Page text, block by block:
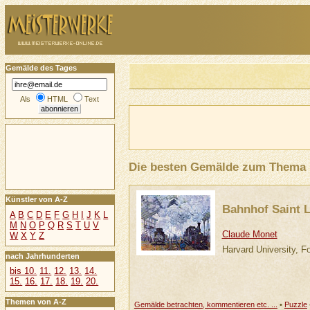
Die besten Gemälde zum Thema
Bahnhof Saint
Claude Monet
Harvard University,
Gemälde betrachten, kommentieren etc. ... • Puzzle
Gemälde des Tages
Als HTML Text
Künstler von A-Z
A B C D E F G H J K L
M N O P Q R S T U V
W X Y Z
nach Jahrhunderten
bis 10. 11. 12. 13. 14.
15. 16. 17. 18. 19. 20.
Themen von A-Z